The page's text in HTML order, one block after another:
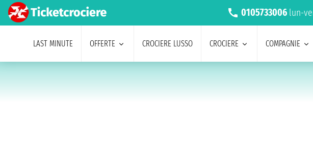
0105733006 lun-
LAST MINUTE OFFERTE CROCIERE LUSSO CROCIERE COMPAGNIE